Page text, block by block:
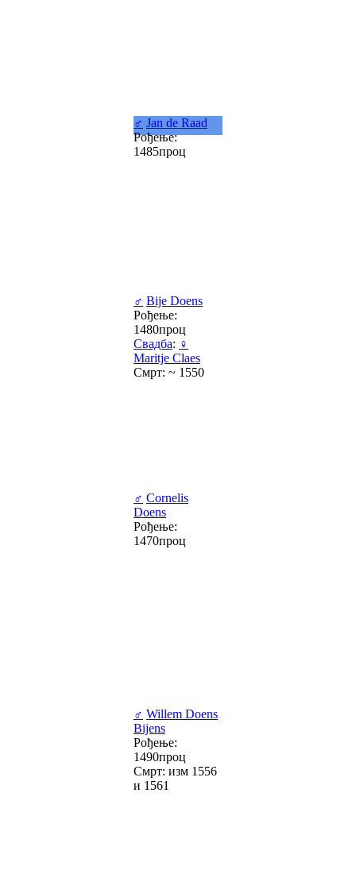
♂ Jan de Raad
Рођење:
1485проц
♂ Bije Doens
Рођење:
1480проц
Свадба: ♀
Maritje Claes
Смрт: ~ 1550
♂ Cornelis
Doens
Рођење:
1470проц
♂ Willem Doens
Bijens
Рођење:
1490проц
Смрт: изм 1556
и 1561